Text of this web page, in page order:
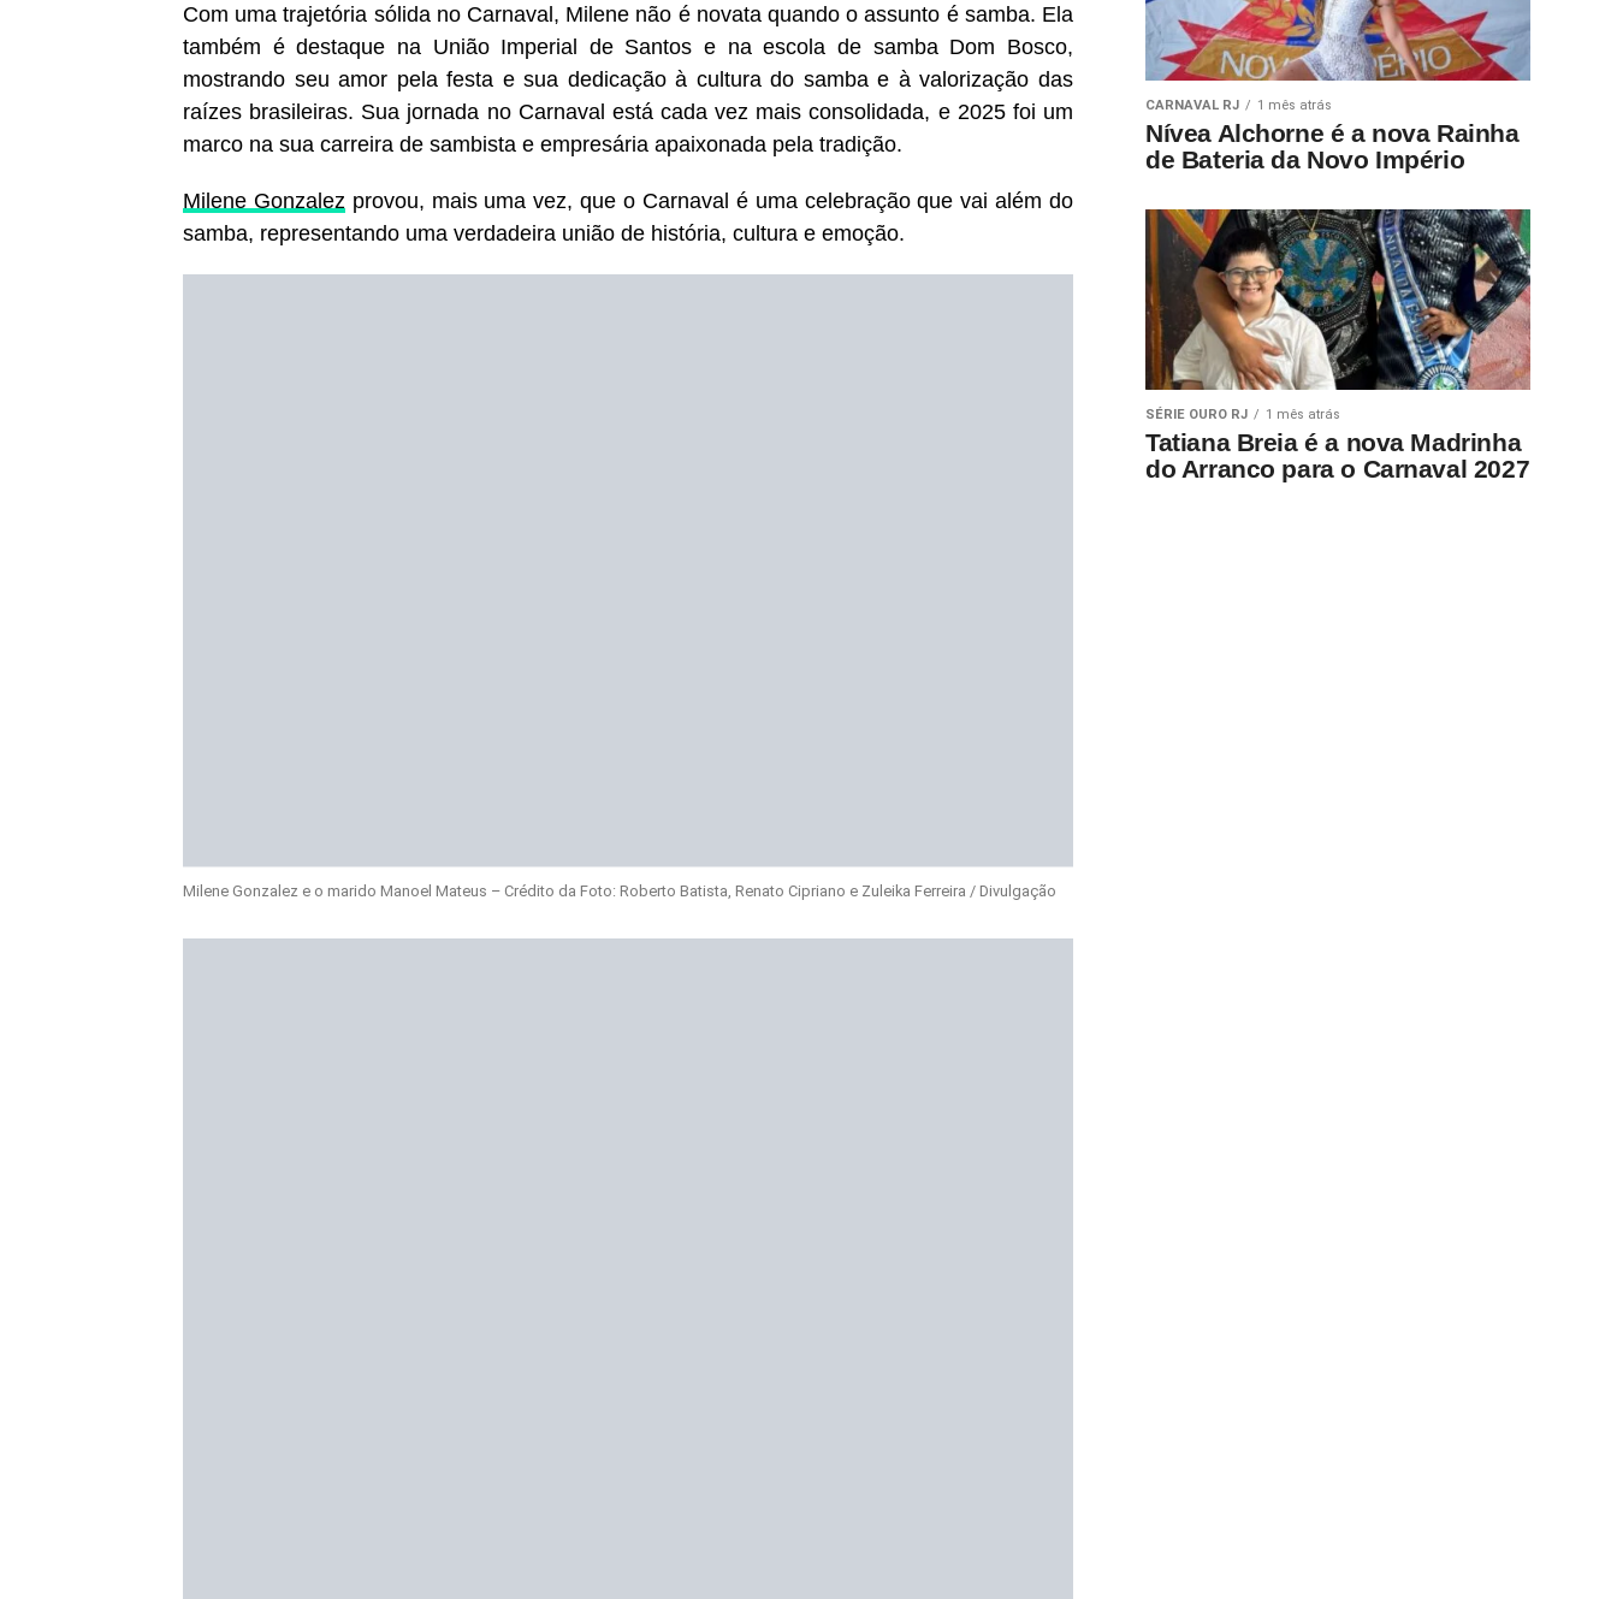
Com uma trajetória sólida no Carnaval, Milene não é novata quando o assunto é samba. Ela
também é destaque na União Imperial de Santos e na escola de samba Dom Bosco,
mostrando seu amor pela festa e sua dedicação à cultura do samba e à valorização das
raízes brasileiras. Sua jornada no Carnaval está cada vez mais consolidada, e 2025 foi um
marco na sua carreira de sambista e empresária apaixonada pela tradição.
Milene Gonzalezprovou, mais uma vez, que o Carnaval é uma celebração que vai além do
samba, representando uma verdadeira união de história, cultura e emoção.
Milene Gonzalez e o marido Manoel Mateus – Crédito da Foto: Roberto Batista, Renato Cipriano e Zuleika Ferreira / Divulgação
CARNAVAL RJ 1 mês atrás
Nívea Alchorne é a nova Rainha
de Bateria da Novo Império
SÉRIE OURO RJ 1 mês atrás
Tatiana Breia é a nova Madrinha
do Arranco para o Carnaval 2027